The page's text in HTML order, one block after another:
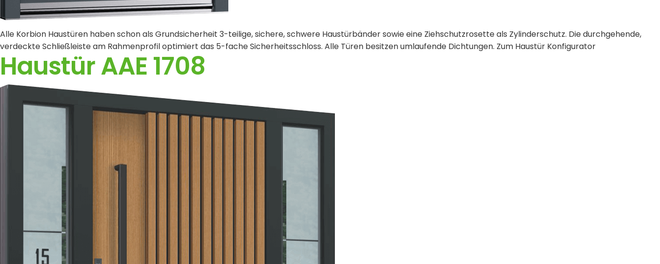
Alle Korbion Haustüren haben schon als Grundsicherheit 3-teilige, sichere, schwere Haustürbänder sowie eine Ziehschutzrosette als Zylinderschutz. Die durchgehende,
verdeckte Schließleiste am Rahmenprofil optimiert das 5-fache Sicherheitsschloss. Alle Türen besitzen umlaufende Dichtungen. Zum Haustür Konfigurator
Haustür AAE 1708